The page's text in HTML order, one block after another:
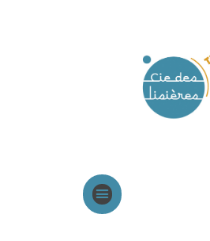
Spectacles cie